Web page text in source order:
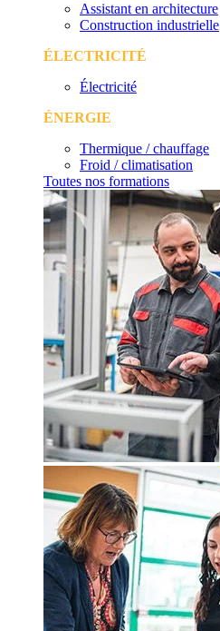
Assistant en architecture
Construction industrielle
ÉLECTRICITÉ
Électricité
ÉNERGIE
Thermique / chauffage
Froid / climatisation
Toutes nos formations